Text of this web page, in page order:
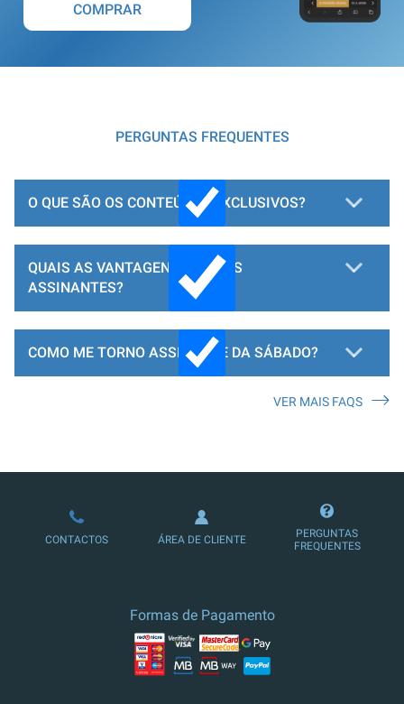
COMPRAR
PERGUNTAS FREQUENTES
O QUE SÃO OS CONTEÚDOS EXCLUSIVOS?
QUAIS AS VANTAGENS PARA OS
ASSINANTES?
COMO ME TORNO ASSINANTE DA SÁBADO?
LOJA DE ASSINATURAS
VER MAIS FAQS
CONTACTOS ÁREA DE CLIENTE
PERGUNTAS
FREQUENTES
Formas de Pagamento